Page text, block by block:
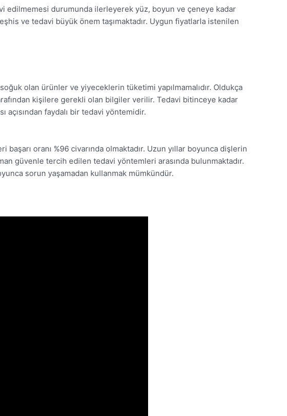
edilmemesi durumunda ilerleyerek yüz, boyun ve çeneye kadar
ve tedavi büyük önem taşımaktadır. Uygun fiyatlarla istenilen
olan ürünler ve yiyeceklerin tüketimi yapılmamalıdır. Oldukça
kişilere gerekli olan bilgiler verilir. Tedavi bitinceye kadar
açısından faydalı bir tedavi yöntemidir.
oranı %96 civarında olmaktadır. Uzun yıllar boyunca dişlerin
güvenle tercih edilen tedavi yöntemleri arasında bulunmaktadır.
sorun yaşamadan kullanmak mümkündür.